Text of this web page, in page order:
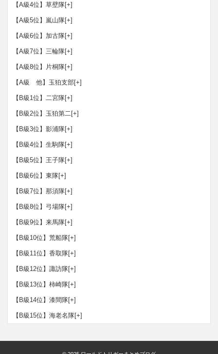
【A級4位】草壁隊[+]
【A級5位】嵐山隊[+]
【A級6位】加古隊[+]
【A級7位】三輪隊[+]
【A級8位】片桐隊[+]
【A級 他】玉狛支部[+]
【B級1位】二宮隊[+]
【B級2位】玉狛第二[+]
【B級3位】影浦隊[+]
【B級4位】生駒隊[+]
【B級5位】王子隊[+]
【B級6位】東隊[+]
【B級7位】那須隊[+]
【B級8位】弓場隊[+]
【B級9位】来馬隊[+]
【B級10位】荒船隊[+]
【B級11位】香取隊[+]
【B級12位】諏訪隊[+]
【B級13位】柿崎隊[+]
【B級14位】漆間隊[+]
【B級15位】海老名隊[+]